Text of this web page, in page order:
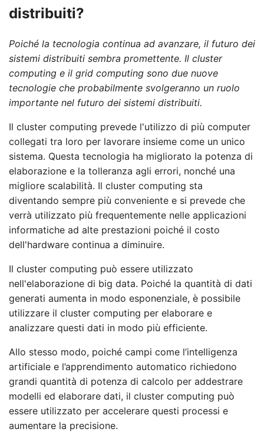
distribuiti?
Poiché la tecnologia continua ad avanzare, il futuro dei
sistemi distribuiti sembra promettente. Il cluster
computing e il grid computing sono due nuove
tecnologie che probabilmente svolgeranno un ruolo
importante nel futuro dei sistemi distribuiti.
Il cluster computing prevede l'utilizzo di più computer
collegati tra loro per lavorare insieme come un unico
sistema. Questa tecnologia ha migliorato la potenza di
elaborazione e la tolleranza agli errori, nonché una
migliore scalabilità. Il cluster computing sta
diventando sempre più conveniente e si prevede che
verrà utilizzato più frequentemente nelle applicazioni
informatiche ad alte prestazioni poiché il costo
dell'hardware continua a diminuire.
Il cluster computing può essere utilizzato
nell'elaborazione di big data. Poiché la quantità di dati
generati aumenta in modo esponenziale, è possibile
utilizzare il cluster computing per elaborare e
analizzare questi dati in modo più efficiente.
Allo stesso modo, poiché campi come l’intelligenza
artificiale e l’apprendimento automatico richiedono
grandi quantità di potenza di calcolo per addestrare
modelli ed elaborare dati, il cluster computing può
essere utilizzato per accelerare questi processi e
aumentare la precisione.